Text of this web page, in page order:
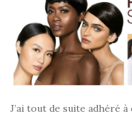
J’ai tout de suite adhéré